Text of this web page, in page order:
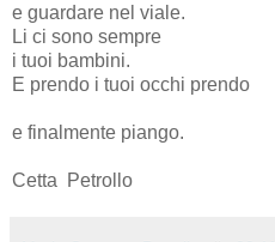
e guardare nel viale.
Li ci sono sempre
i tuoi bambini.
E prendo i tuoi occhi prendo
e finalmente piango.
Cetta Petrollo